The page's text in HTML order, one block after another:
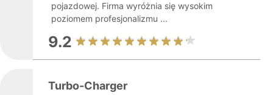
pojazdowej. Firma wyróżnia się wysokim
poziomem profesjonalizmu ...
9.2
Turbo-Charger